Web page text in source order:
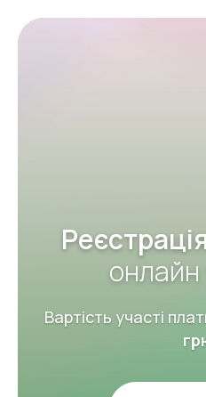
онлайн
Вартість участі